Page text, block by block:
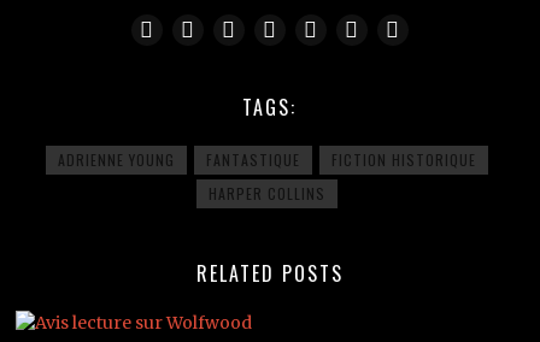
TAGS:
ADRIENNE YOUNG FANTASTIQUE
FICTION HISTORIQUE
HARPER COLLINS
RELATED POSTS